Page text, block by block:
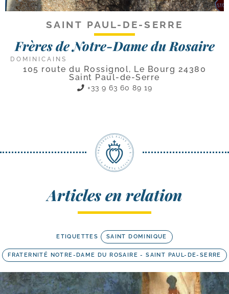
SAINT PAUL-DE-SERRE
Frères de Notre-Dame du Rosaire
DOMINICAINS
105 route du Rossignol, Le Bourg 24380
Saint Paul-de-Serre
+33 9 63 60 89 19
Articles en relation
ETIQUETTES SAINT DOMINIQUE
FRATERNITÉ NOTRE-DAME DU ROSAIRE - SAINT PAUL-DE-SERRE